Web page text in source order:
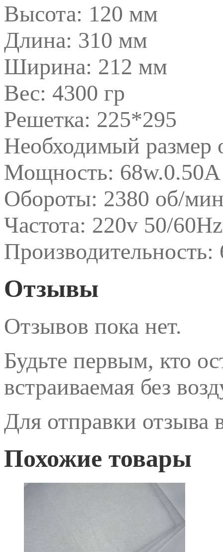
Высота: 120 мм
Длина: 310 мм
Ширина: 212 мм
Вес: 4300 гр
Решетка: 225*295
Необходимый размер
Мощность: 68w.0.50A
Обороты: 2380 об/
Частота: 220v 50/
Отзывы
Отзывов пока нет.
Будьте первым, кто
встраиваемая без
Для отправки отзыва
Похожие товары